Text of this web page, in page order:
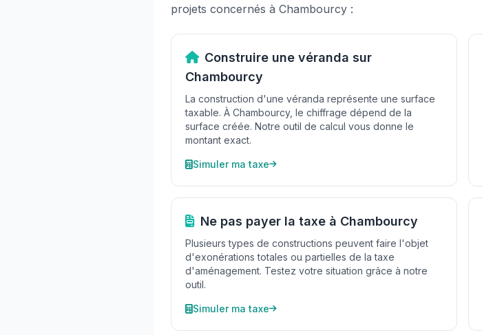
projets concernés à Chambourcy :
Construire une véranda sur
Chambourcy
La construction d'une véranda représente une surface
taxable. À Chambourcy, le chiffrage dépend de la
surface créée. Notre outil de calcul vous donne le
montant exact.
Simuler ma taxe
Ne pas payer la taxe à Chambourcy
Plusieurs types de constructions peuvent faire l'objet
d'exonérations totales ou partielles de la taxe
d'aménagement. Testez votre situation grâce à notre
outil.
Simuler ma taxe